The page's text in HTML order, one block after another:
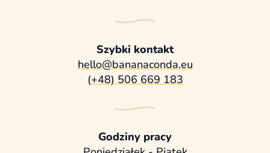
Szybki kontakt
hello@bananaconda.eu
(+48) 506 669 183
Godziny pracy